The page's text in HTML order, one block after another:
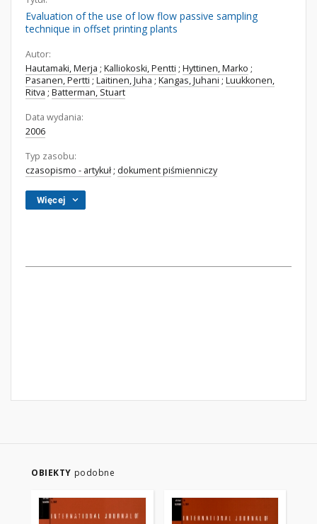
Evaluation of the use of low flow passive sampling
technique in offset printing plants
Autor:
Hautamaki, Merja ; Kalliokoski, Pentti ; Hyttinen, Marko ;
Pasanen, Pertti ; Laitinen, Juha ; Kangas, Juhani ; Luukkonen,
Ritva ; Batterman, Stuart
Data wydania:
2006
Typ zasobu:
czasopismo - artykuł ; dokument piśmienniczy
Więcej
OBIEKTY podobne